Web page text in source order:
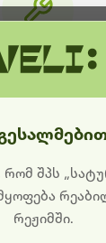
განახლება
შპს
რეჟიმში.